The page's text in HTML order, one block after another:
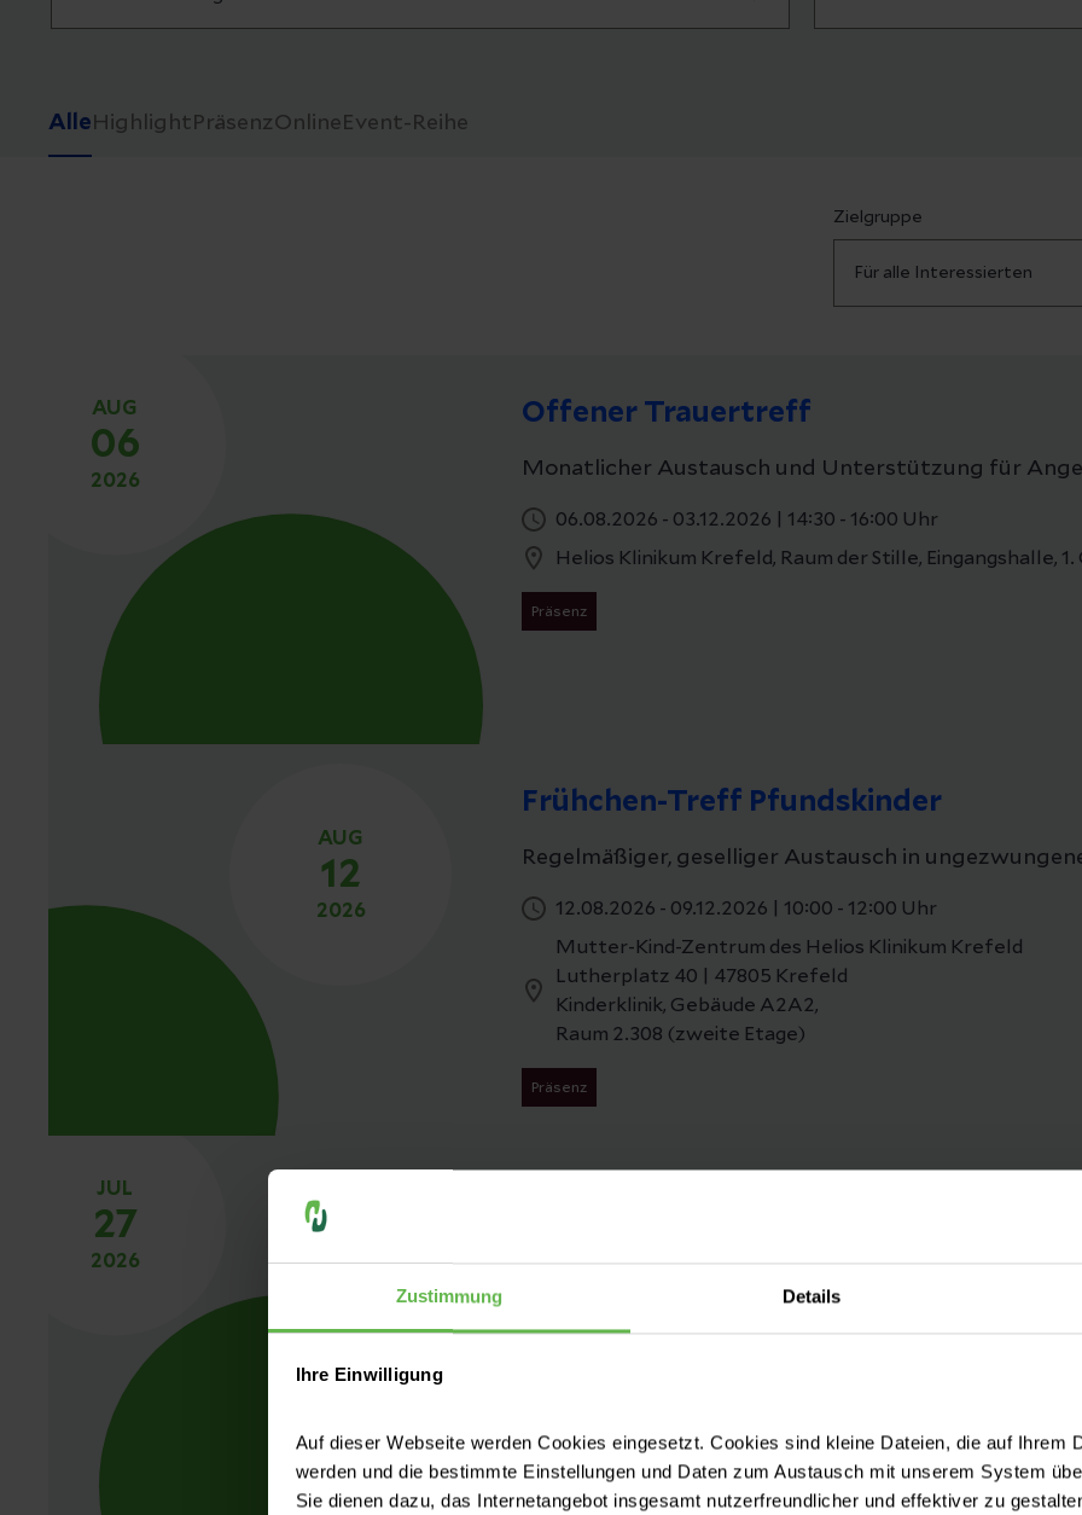
Zustimmung Details
Ihre Einwilligung
Auf dieser Webseite werden Cookies eingesetzt. Cookies sind kleine Dateien, die auf Ihrem
werden und die bestimmte Einstellungen und Daten zum Austausch mit unserem System
Sie dienen dazu, das Internetangebot insgesamt nutzerfreundlicher und effektiver zu
Alle Highlight PräsenzOnline Event-Reihe
Zielgruppe
AUG
06
2026
Offener Trauertreff
Monatlicher Austausch und Unterstützung für
06.08.2026 - 03.12.2026
14:30 - 16:00 Uhr
Helios Klinikum Krefeld, Raum der Stille, Eingangshalle, 1.
Präsenz
AUG
12
2026
Frühchen-Treff Pfundskinder
Regelmäßiger, geselliger Austausch in
12.08.2026 - 09.12.2026
10:00 - 12:00 Uhr
Mutter-Kind-Zentrum des Helios Klinikum Krefeld
Lutherplatz 40 | 47805 Krefeld
Kinderklinik, Gebäude A2A2,
Raum 2.308 (zweite Etage)
Präsenz
JUL
27
2026
Hauptgebäude, Konferenzzentrum (Haus A, EG,